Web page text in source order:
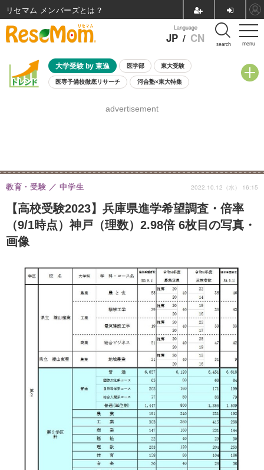
menu
Language
JP / CN search
大学受験 by 東進 医学部 東大受験
医専予備校徹底リサーチ 河合塾×東大特集
8月開催学校説明会・相談会
advertisement
【高校受験2023】兵庫県進学希望調査・倍率
（9/1時点）神戸（理数）2.98倍 6枚目の写真・
画像
教育・受験 中学生 2022.10.12（水） 16:15
リセマム メンバーズ